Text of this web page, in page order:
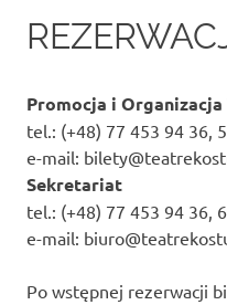
Promocja i
tel.: (+48) 77 453 94 36,
e-mail:
Sekretariat
tel.: (+48) 77 453 94 36,
e-mail:
Po wstępnej rezerwacji